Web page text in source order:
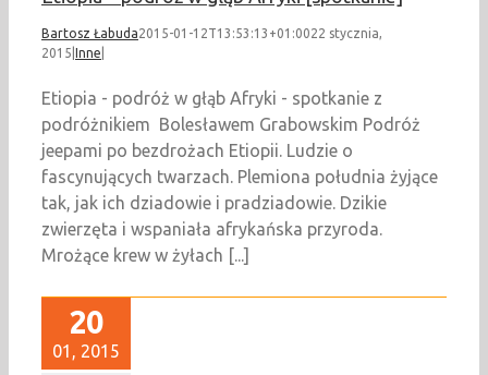
Bartosz Łabuda2015-01-12T13:53:13+01:0022 stycznia,
2015 Inne
Etiopia - podróż w głąb Afryki - spotkanie z
podróżnikiem Bolesławem Grabowskim Podróż
jeepami po bezdrożach Etiopii. Ludzie o
fascynujących twarzach. Plemiona południa żyjące
tak, jak ich dziadowie i pradziadowie. Dzikie
zwierzęta i wspaniała afrykańska przyroda.
Mrożące krew w żyłach [...]
20
01, 2015